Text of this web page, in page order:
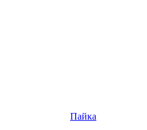
Пайка